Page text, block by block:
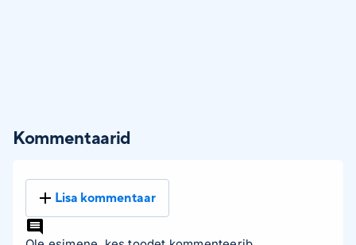
Kommentaarid
Lisa kommentaar